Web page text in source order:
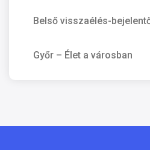
Belső visszaélés-
Győr – Élet a városban